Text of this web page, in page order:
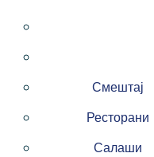
Смештај
Ресторани
Салаши